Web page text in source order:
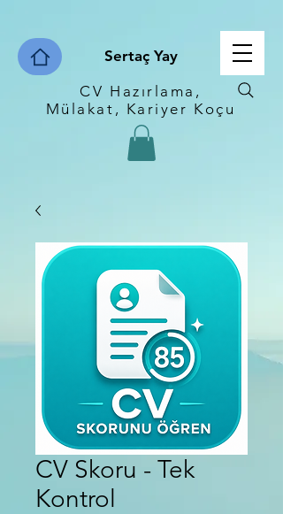
Sertaç Yay
CV Hazırlama,
Mülakat, Kariyer Koçu
CV Skoru - Tek
Kontrol